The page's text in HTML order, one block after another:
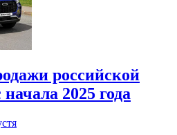
российской
2025 года